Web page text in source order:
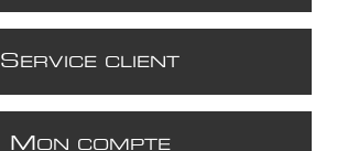
S ERVICE CLIENT
M ON COMPTE